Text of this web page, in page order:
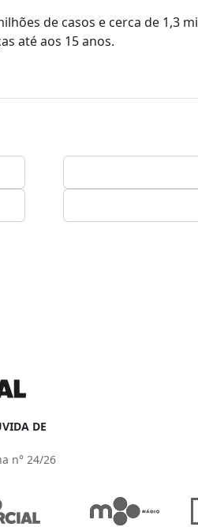
de casos e cerca de 1,3
até aos 15 anos.
DE
n° 24/26